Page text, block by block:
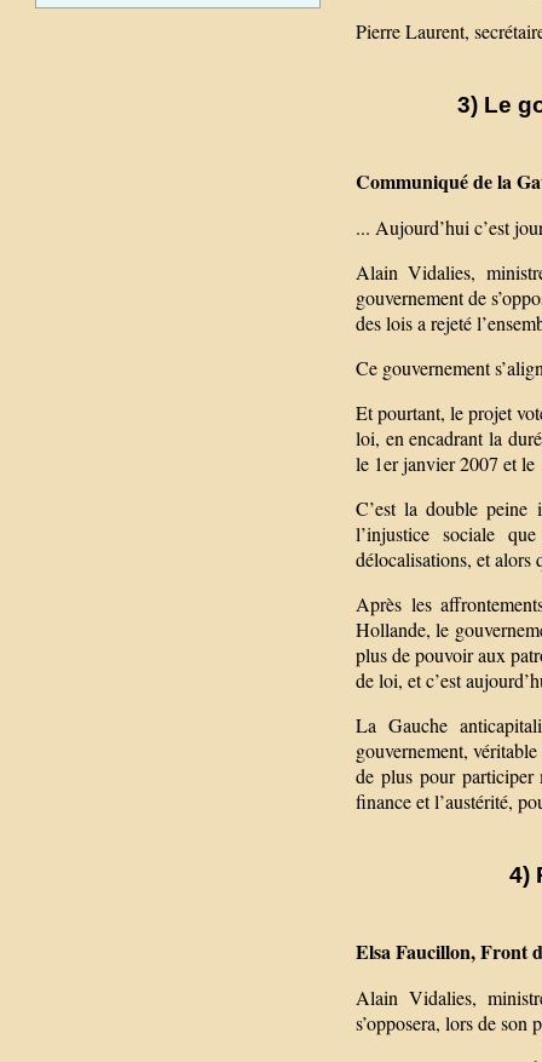
Pierre Laurent,
3) Le
Communiqué de la
... Aujourd’hui c’est
Alain Vidalies,
gouvernement de
des lois a rejeté
Ce gouvernement
Et pourtant, le projet
loi, en encadrant la
le 1er janvier 2007 et
C’est la double peine
l’injustice sociale
délocalisations, et alors
Après les
Hollande, le
plus de pouvoir aux
de loi, et c’est
La Gauche
gouvernement,
de plus pour participer
finance et l’austérité,
4)
Elsa Faucillon, Front
Alain Vidalies,
s’opposera, lors de son